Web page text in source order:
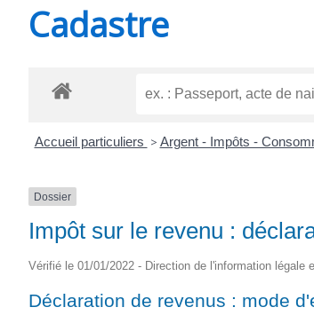
Cadastre
Accueil particuliers > Argent - Impôts -
Dossier
Impôt sur le revenu :
Vérifié le 01/01/2022 - Direction de l'information légale
Déclaration de revenus : mode